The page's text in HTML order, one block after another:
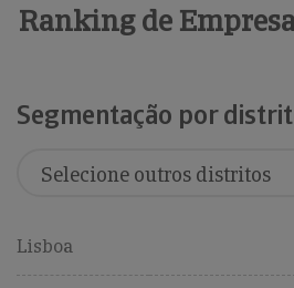
Ranking de
Segmentação por
Lisboa